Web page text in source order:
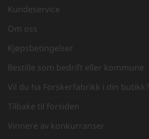
Kundeservice
Om oss
Kjøpsbetingelser
Bestille som bedrift eller kommune
Vil du ha Forskerfabrikk i din butikk?
Tilbake til forsiden
Vinnere av konkurranser